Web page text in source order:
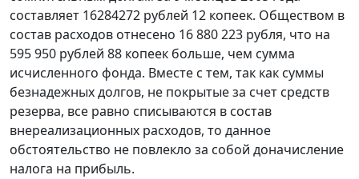
составляет 16284272 рублей 12 копеек. Обществом в
состав расходов отнесено 16 880 223 рубля, что на
595 950 рублей 88 копеек больше, чем сумма
исчисленного фонда. Вместе с тем, так как суммы
безнадежных долгов, не покрытые за счет средств
резерва, все равно списываются в состав
внереализационных расходов, то данное
обстоятельство не повлекло за собой доначисление
налога на прибыль.